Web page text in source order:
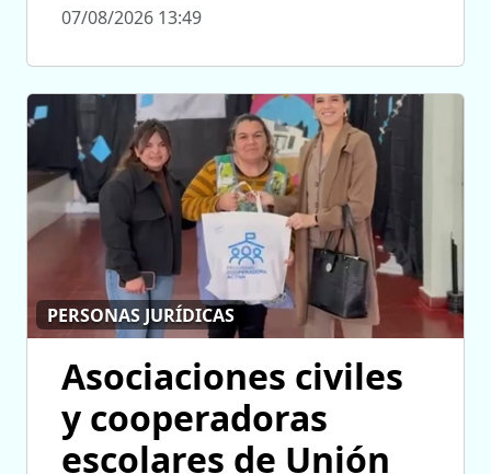
07/08/2026 13:49
PERSONAS JURÍDICAS
Asociaciones civiles
y cooperadoras
escolares de Unión